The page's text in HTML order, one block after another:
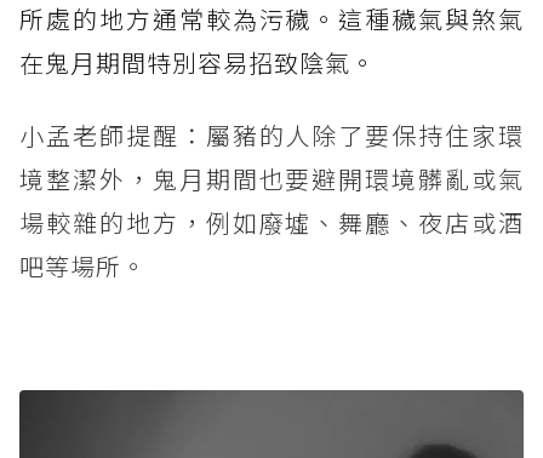
所處的地方通常較為污穢。這種穢氣與煞氣
在鬼月期間特別容易招致陰氣。
小孟老師提醒：屬豬的人除了要保持住家環
境整潔外，鬼月期間也要避開環境髒亂或氣
場較雜的地方，例如廢墟、舞廳、夜店或酒
吧等場所。